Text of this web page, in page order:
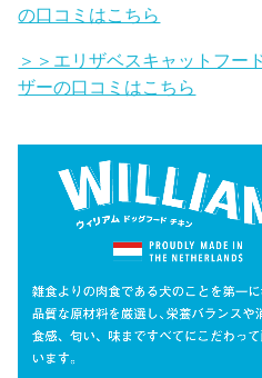
の口コミはこちら
＞＞エリザベスキャットフー
ザーの口コミはこちら